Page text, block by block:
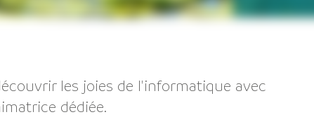
les joies de l'informatique avec
dédiée.